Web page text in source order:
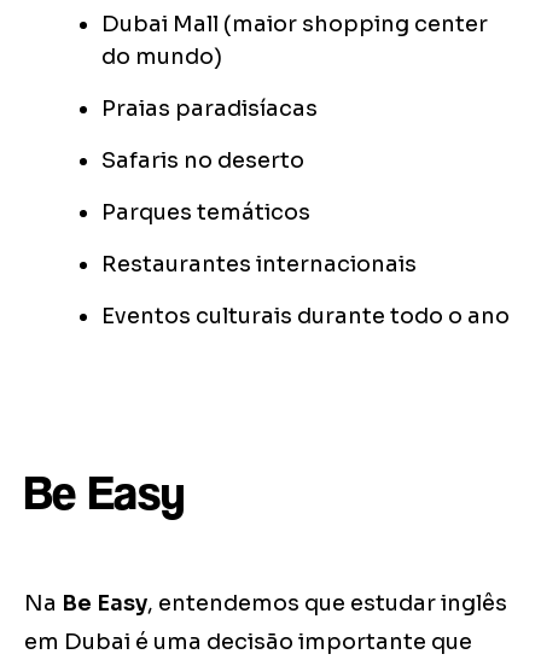
Dubai Mall (maior shopping center
do mundo)
Praias paradisíacas
Safaris no deserto
Parques temáticos
Restaurantes internacionais
Eventos culturais durante todo o ano
Be Easy
Na Be Easy, entendemos que estudar inglês
em Dubai é uma decisão importante que